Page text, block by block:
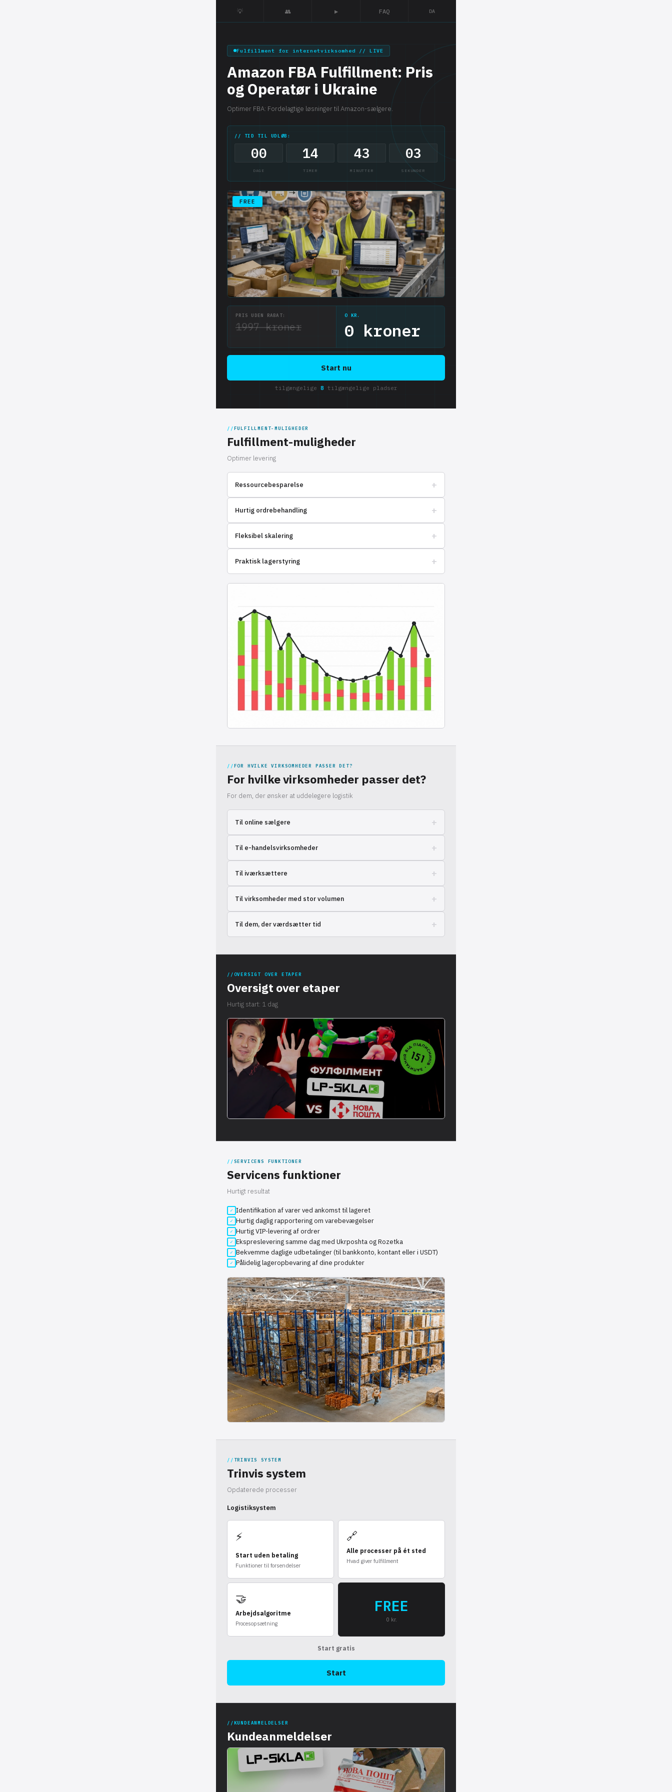
💡 👥 ▶ FAQ DA
Fulfillment for internetvirksomhed // LIVE
Amazon FBA Fulfillment: Pris
og Operatør i Ukraine
Optimer FBA: Fordelagtige løsninger til Amazon-sælgere.
// TID TIL UDLØB:
00
DAGE
14
TIMER
43
MINUTTER
02
SEKUNDER
FREE
PRIS UDEN RABAT:
1997 kroner
0 KR.
0 kroner
Start nu
tilgængelige 8 tilgængelige pladser
FULFILLMENT-MULIGHEDER
Fulfillment-muligheder
Optimer levering
Ressourcebesparelse +
Hurtig ordrebehandling +
Fleksibel skalering +
Praktisk lagerstyring +
FOR HVILKE VIRKSOMHEDER PASSER DET?
For hvilke virksomheder passer det?
For dem, der ønsker at uddelegere logistik
Til online sælgere +
Til e-handelsvirksomheder +
Til iværksættere +
Til virksomheder med stor volumen +
Til dem, der værdsætter tid +
operationer.
OVERSIGT OVER ETAPER
Oversigt over etaper
Hurtig start: 1 dag
SERVICENS FUNKTIONER
Servicens funktioner
Hurtigt resultat
Identifikation af varer ved ankomst til lageret
Hurtig daglig rapportering om varebevægelser
Hurtig VIP-levering af ordrer
Ekspreslevering samme dag med Ukrposhta og Rozetka
Bekvemme daglige udbetalinger (til bankkonto, kontant eller i USDT)
Pålidelig lageropbevaring af dine produkter
TRINVIS SYSTEM
Trinvis system
Opdaterede processer
Logistiksystem
⚡
Start uden betaling
Funktioner til forsendelser
🔗
Alle processer på ét sted
Hvad giver fulfillment
🤝
Arbejdsalgoritme
Procesopsætning
FREE
0 kr.
Start gratis
Start
KUNDEANMELDELSER
Kundeanmeldelser